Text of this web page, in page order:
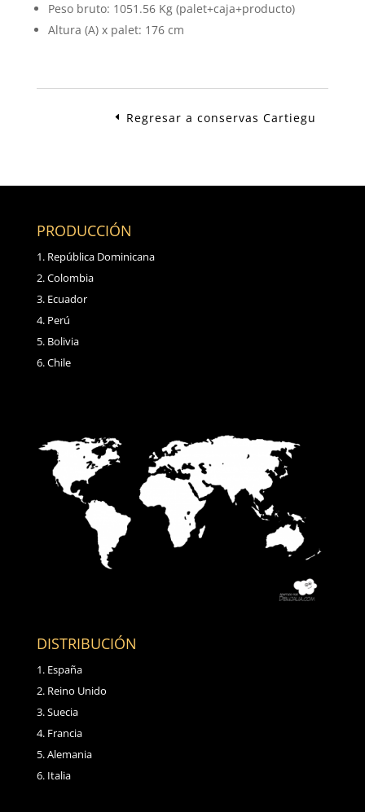
Peso bruto: 1051.56 Kg (palet+caja+producto)
Altura (A) x palet: 176 cm
Regresar a conservas Cartiegu
PRODUCCIÓN
República Dominicana
Colombia
Ecuador
Perú
Bolivia
Chile
DISTRIBUCIÓN
España
Reino Unido
Suecia
Francia
Alemania
Italia